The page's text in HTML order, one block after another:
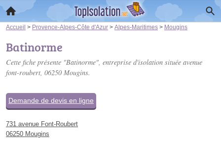
Accueil > Provence-Alpes-Côte d'Azur > Alpes-Maritimes > Mougins
Batinorme
Cette fiche présente "Batinorme", entreprise d'isolation située avenue
font-roubert, 06250 Mougins.
Demande de devis en ligne
731 avenue Font-Roubert
06250 Mougins